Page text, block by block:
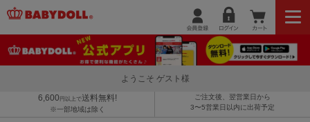
ようこそ ゲスト様
6,600 円以上で送料無料!
※一部地域は除く
ご注文後、翌営業日から
3〜5営業日以内に出荷予定